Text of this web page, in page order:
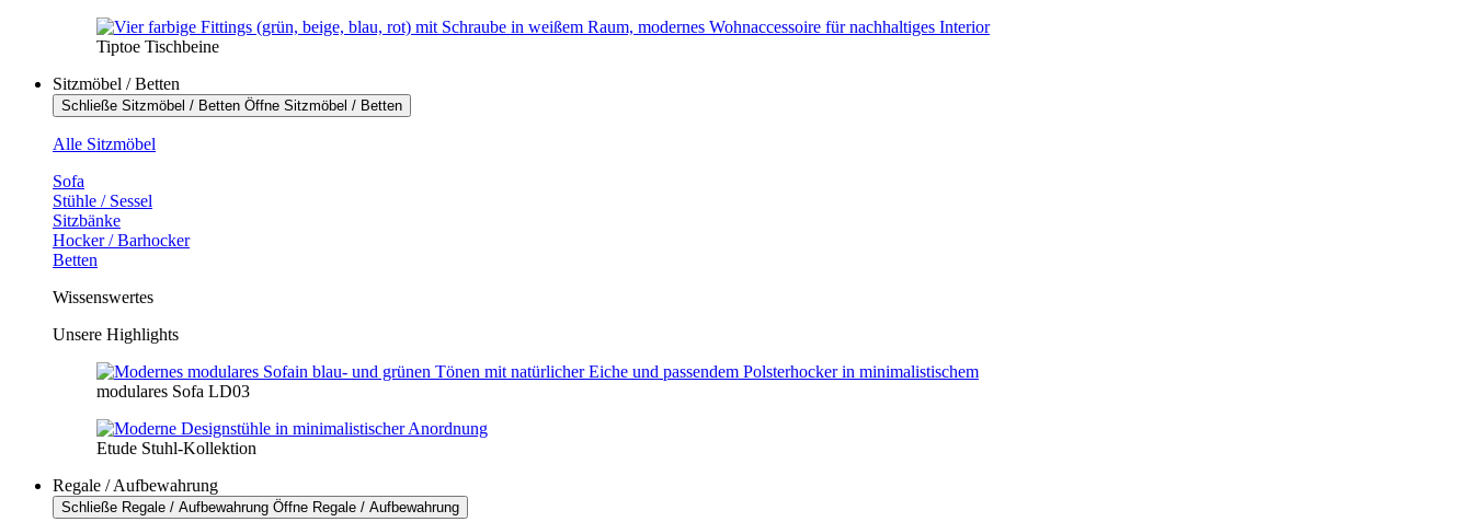
Tiptoe Tischbeine
Sitzmöbel / Betten
Schließe Sitzmöbel / Betten Öffne Sitzmöbel / Betten
Alle Sitzmöbel
Sofa
Stühle / Sessel
Sitzbänke
Hocker / Barhocker
Betten
Wissenswertes
Unsere Highlights
modulares Sofa LD03
Etude Stuhl-Kollektion
Regale / Aufbewahrung
Schließe Regale / Aufbewahrung Öffne Regale / Aufbewahrung